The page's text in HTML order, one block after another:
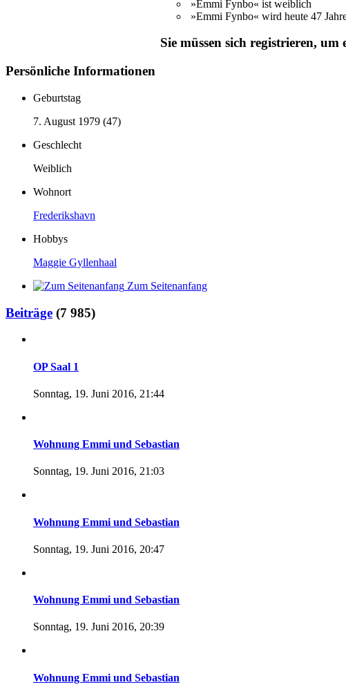
»Emmi Fynbo« ist weiblich
»Emmi Fynbo« wird heute 47
Sie müssen sich registrieren,
Persönliche Informationen
Geburtstag
7. August 1979 (47)
Geschlecht
Weiblich
Wohnort
Frederikshavn
Hobbys
Maggie Gyllenhaal
Zum Seitenanfang
Beiträge (7 985)
OP Saal 1
Sonntag, 19. Juni 2016, 21:44
Wohnung Emmi und Sebastian
Sonntag, 19. Juni 2016, 21:03
Wohnung Emmi und Sebastian
Sonntag, 19. Juni 2016, 20:47
Wohnung Emmi und Sebastian
Sonntag, 19. Juni 2016, 20:39
Wohnung Emmi und Sebastian